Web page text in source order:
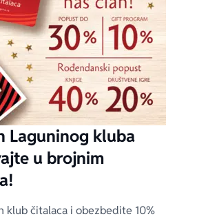
Laguninog kluba
u brojnim
klub čitalaca i obezbedite 10%